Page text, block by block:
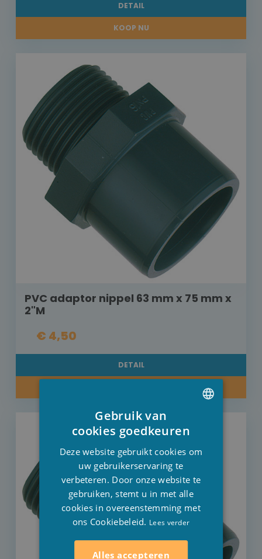
DETAIL
KOOP NU
PVC adaptor nippel 63 mm x 75 mm x
2"M
€ 4,50
DETAIL
ENGLISH
Gebruik van
cookies goedkeuren
Deze website gebruikt cookies om
uw gebruikerservaring te
verbeteren. Door onze website te
gebruiken, stemt u in met alle
cookies in overeenstemming met
ons Cookiebeleid. Lees verder
Alles accepteren